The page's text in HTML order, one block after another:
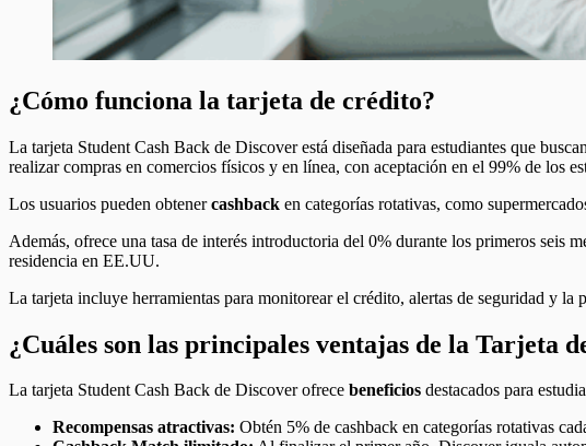
¿Cómo funciona la tarjeta de crédito?
La tarjeta Student Cash Back de Discover está diseñada para estudiantes que buscan
realizar compras en comercios físicos y en línea, con aceptación en el 99% de los
Los usuarios pueden obtenercashback en categorías rotativas, como
Además, ofrece una tasa de interés introductoria del 0% durante los primeros seis
residencia en EE.UU.
La tarjeta incluye herramientas para monitorear el crédito, alertas de seguridad y la
¿Cuáles son las principales ventajas de la Tarjeta
La tarjeta Student Cash Back de Discover ofrece beneficios destacados para
Recompensas atractivas: Obtén 5% de cashback en categorías rotativas